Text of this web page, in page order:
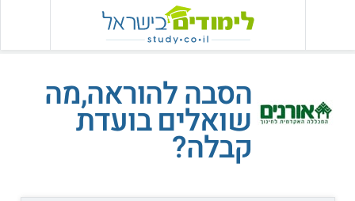
הסבה להוראה,מה
שואלים בועדת
קבלה?